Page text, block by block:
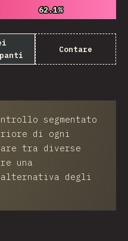
62.1%
62.1%
Contare
segmentato
di ogni
tra diverse
una
degli